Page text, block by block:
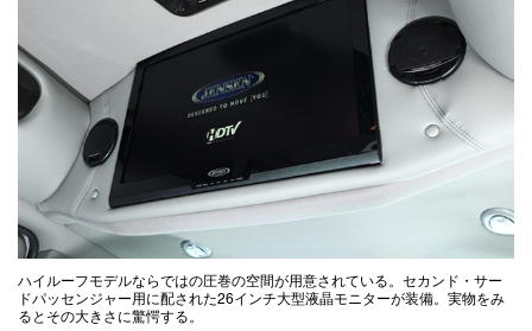
ハイルーフモデルならではの圧巻の空間が用意されている。セカンド・サー
ドパッセンジャー用に配された26インチ大型液晶モニターが装備。実物をみ
るとその大きさに驚愕する。